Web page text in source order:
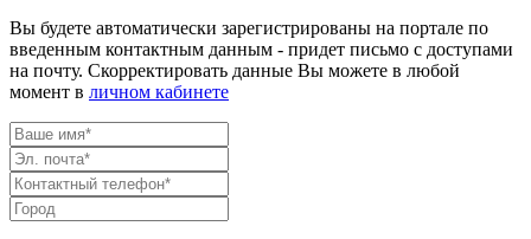
Вы будете автоматически зарегистрированы на портале по
введенным контактным данным - придет письмо с доступами
на почту. Скорректировать данные Вы можете в любой
момент в личном кабинете